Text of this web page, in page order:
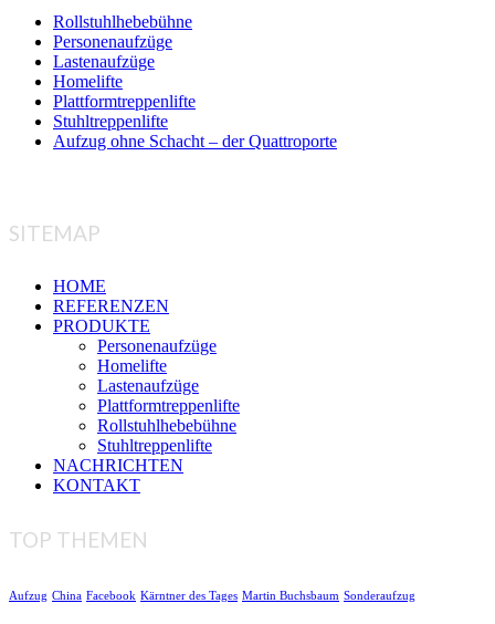
Rollstuhlhebebühne
Personenaufzüge
Lastenaufzüge
Homelifte
Plattformtreppenlifte
Stuhltreppenlifte
Aufzug ohne Schacht – der Quattroporte
SITEMAP
HOME
REFERENZEN
PRODUKTE
Personenaufzüge
Homelifte
Lastenaufzüge
Plattformtreppenlifte
Rollstuhlhebebühne
Stuhltreppenlifte
NACHRICHTEN
KONTAKT
TOP THEMEN
Aufzug China Facebook Kärntner des Tages Martin Buchsbaum Sonderaufzug